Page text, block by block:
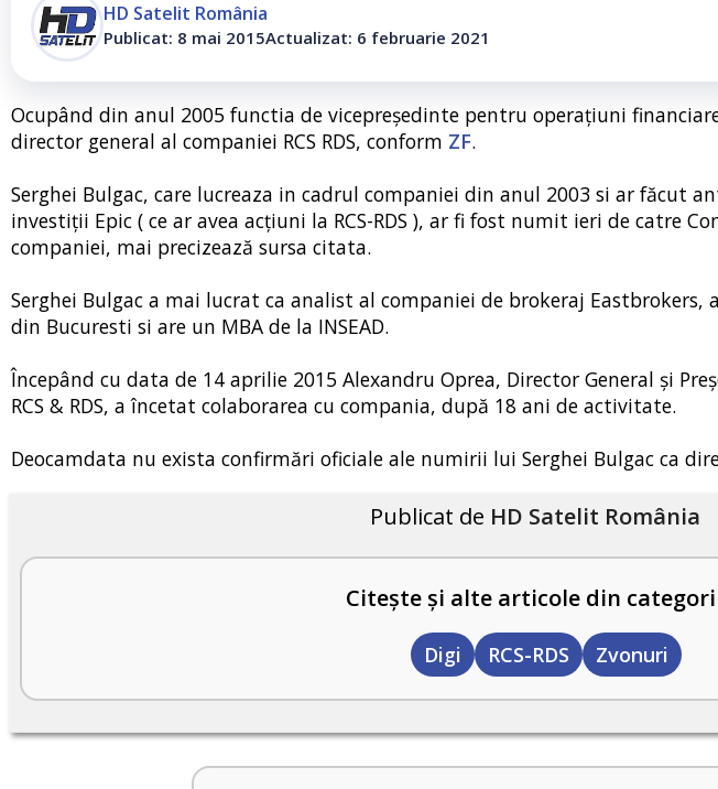
HD Satelit România
Publicat: 8 mai 2015Actualizat: 6 februarie 2021
Ocupând din anul 2005 functia de vicepreședinte pentru operațiuni
director general al companiei RCS RDS, conform ZF.
Serghei Bulgac, care lucreaza in cadrul companiei din anul 2003 si ar făcut
investiţii Epic ( ce ar avea acţiuni la RCS-RDS ), ar fi fost numit ieri de catre
companiei, mai precizează sursa citata.
Serghei Bulgac a mai lucrat ca analist al companiei de brokeraj Eastbrokers,
din Bucuresti si are un MBA de la INSEAD.
Începând cu data de 14 aprilie 2015 Alexandru Oprea, Director General şi
RCS & RDS, a încetat colaborarea cu compania, după 18 ani de activitate.
Deocamdata nu exista confirmări oficiale ale numirii lui Serghei Bulgac ca
Publicat de HD Satelit România
Citește și alte articole din
Digi RCS-RDS Zvonuri